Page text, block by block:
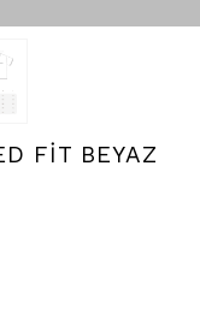
FİT BEYAZ